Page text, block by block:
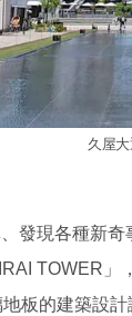
久屋
現各種新
TOWER
板的建築設